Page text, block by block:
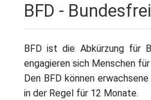
Arbeitsbereiche
Spenden
Dabeisein
BFD -
BFD ist die Abkürzung für
engagieren sich Menschen
Den BFD können
in der Regel für 12 Monate.